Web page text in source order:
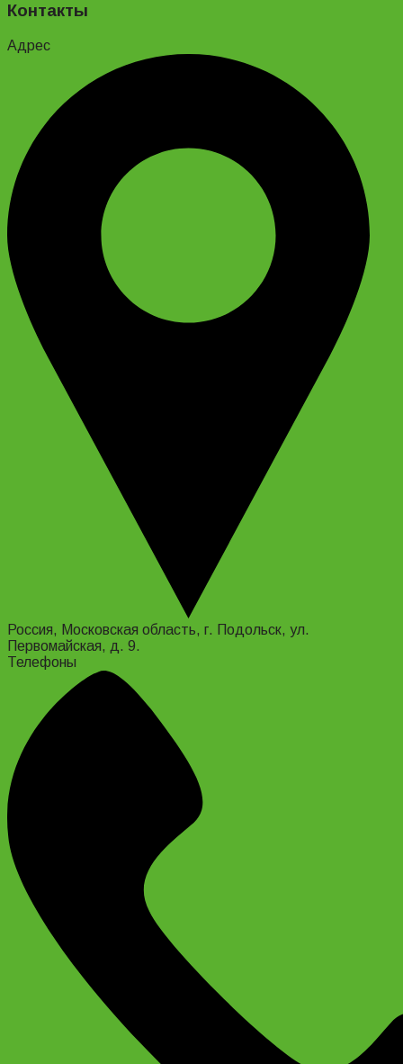
Контакты
Адрес
Россия, Московская область, г. Подольск, ул.
Первомайская, д. 9.
Телефоны